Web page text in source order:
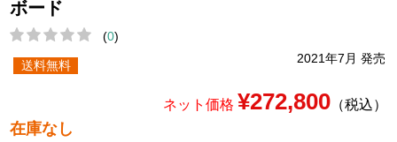
ボード
(0)
2021年7月 発売
送料無料
ネット価格 ¥272,800（税込）
在庫なし